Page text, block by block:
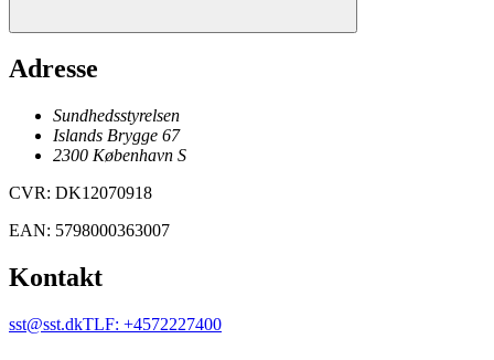
Adresse
Sundhedsstyrelsen
Islands Brygge 67
2300 København S
CVR: DK12070918
EAN: 5798000363007
Kontakt
sst@sst.dkTLF: +4572227400